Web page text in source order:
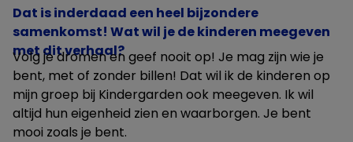
Dat is inderdaad een heel bijzondere
samenkomst! Wat wil je de kinderen meegeven
met dit verhaal?
Volg je dromen en geef nooit op! Je mag zijn wie je
bent, met of zonder billen! Dat wil ik de kinderen op
mijn groep bij Kindergarden ook meegeven. Ik wil
altijd hun eigenheid zien en waarborgen. Je bent
mooi zoals je bent.